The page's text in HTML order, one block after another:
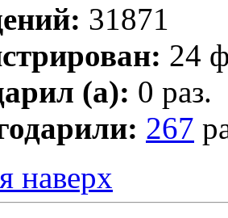
31871
24
(а): 0 раз.
267
наверх